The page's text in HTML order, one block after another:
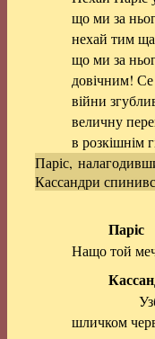
що ми за
нехай тим
що ми за
довічним!
війни
величну
в розкішнім
Паріс,
Кассандри
Паріс
Нащо той
шличком